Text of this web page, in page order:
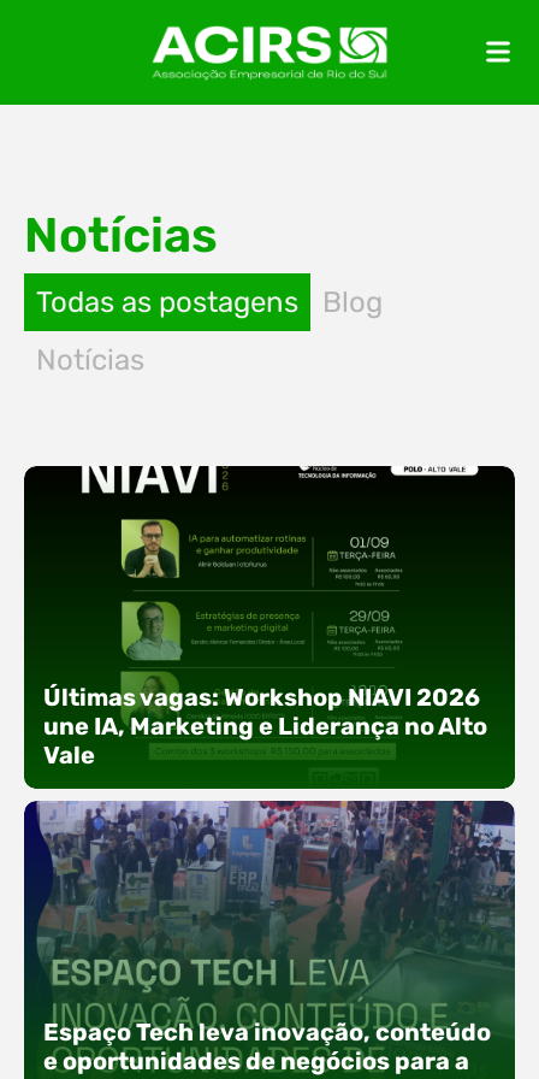
Notícias
Todas as postagens
Blog
Notícias
Últimas vagas: Workshop NIAVI 2026
une IA, Marketing e Liderança no Alto
Vale
Com o objetivo de impulsionar a produtividade, a
presença digital e a gestão nas empresas do
Alto Vale, o Núcleo de Tecnologia da Informação
(NIAVI), Polo ACATE-ACIRS, realiza a edição
Espaço Tech leva inovação, conteúdo
e oportunidades de negócios para a